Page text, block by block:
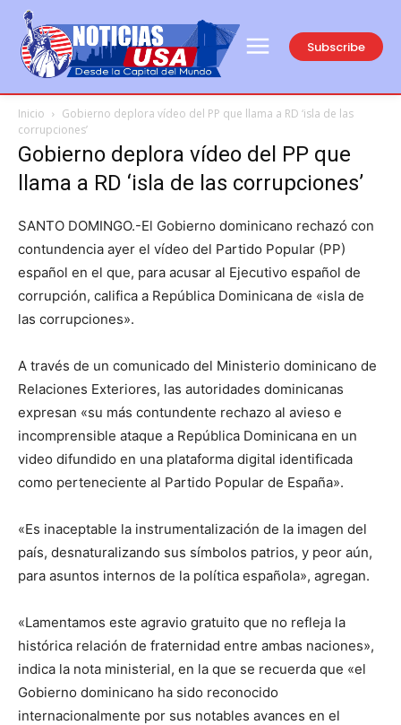
Subscribe
Inicio
Gobierno deplora vídeo del PP que llama a RD ‘isla de las
corrupciones’
Gobierno deplora vídeo del PP que
llama a RD ‘isla de las corrupciones’
SANTO DOMINGO.-El Gobierno dominicano rechazó con
contundencia ayer el vídeo del Partido Popular (PP)
español en el que, para acusar al Ejecutivo español de
corrupción, califica a República Dominicana de «isla de
las corrupciones».
A través de un comunicado del Ministerio dominicano de
Relaciones Exteriores, las autoridades dominicanas
expresan «su más contundente rechazo al avieso e
incomprensible ataque a República Dominicana en un
video difundido en una plataforma digital identificada
como perteneciente al Partido Popular de España».
«Es inaceptable la instrumentalización de la imagen del
país, desnaturalizando sus símbolos patrios, y peor aún,
para asuntos internos de la política española», agregan.
«Lamentamos este agravio gratuito que no refleja la
histórica relación de fraternidad entre ambas naciones»,
indica la nota ministerial, en la que se recuerda que «el
Gobierno dominicano ha sido reconocido
internacionalmente por sus notables avances en el